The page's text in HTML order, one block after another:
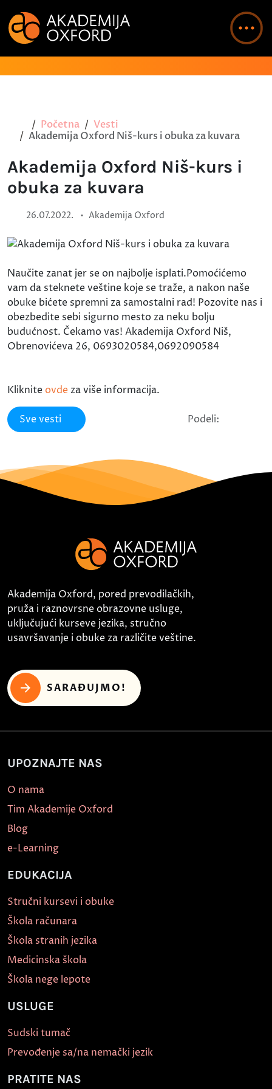
Početna
Vesti
Akademija Oxford Niš-kurs i obuka za kuvara
Akademija Oxford Niš-kurs i
obuka za kuvara
26.07.2022. • Akademija Oxford
Naučite zanat jer se on najbolje isplati.Pomoćićemo
vam da steknete veštine koje se traže, a nakon naše
obuke bićete spremni za samostalni rad! Pozovite nas i
obezbedite sebi sigurno mesto za neku bolju
budućnost. Čekamo vas! Akademija Oxford Niš,
Obrenovićeva 26, 0693020584,0692090584
Kliknite ovde za više informacija.
Sve vesti Podeli:
Akademija Oxford, pored prevodilačkih,
pruža i raznovrsne obrazovne usluge,
uključujući kurseve jezika, stručno
usavršavanje i obuke za različite veštine.
SARAĐUJMO!
UPOZNAJTE NAS
O nama
Tim Akademije Oxford
Blog
e-Learning
EDUKACIJA
Stručni kursevi i obuke
Škola računara
Škola stranih jezika
Medicinska škola
Škola nege lepote
USLUGE
Sudski tumač
Prevođenje sa/na nemački jezik
PRATITE NAS